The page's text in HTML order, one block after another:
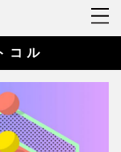
コル